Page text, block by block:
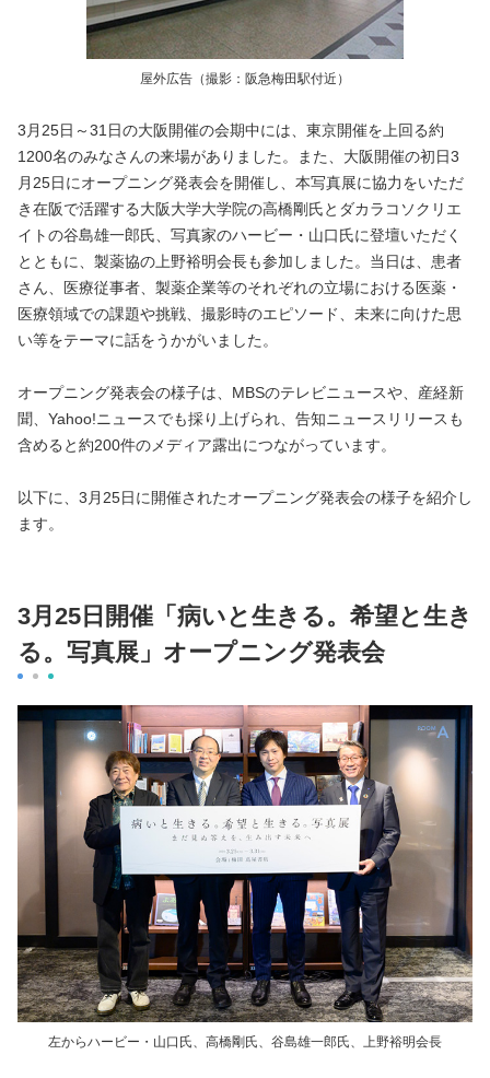
屋外広告（撮影：阪急梅田駅付近）
3月25日～31日の大阪開催の会期中には、東京開催を上回る約
1200名のみなさんの来場がありました。また、大阪開催の初日3
月25日にオープニング発表会を開催し、本写真展に協力をいただ
き在阪で活躍する大阪大学大学院の高橋剛氏とダカラコソクリエ
イトの谷島雄一郎氏、写真家のハービー・山口氏に登壇いただく
とともに、製薬協の上野裕明会長も参加しました。当日は、患者
さん、医療従事者、製薬企業等のそれぞれの立場における医薬・
医療領域での課題や挑戦、撮影時のエピソード、未来に向けた思
い等をテーマに話をうかがいました。
オープニング発表会の様子は、MBSのテレビニュースや、産経新
聞、Yahoo!ニュースでも採り上げられ、告知ニュースリリースも
含めると約200件のメディア露出につながっています。
以下に、3月25日に開催されたオープニング発表会の様子を紹介し
ます。
3月25日開催「病いと生きる。希望と生き
る。写真展」オープニング発表会
左からハービー・山口氏、高橋剛氏、谷島雄一郎氏、上野裕明会長